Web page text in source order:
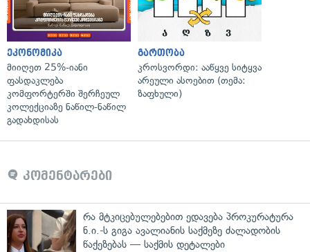
ეკონომიკა
მიიღეთ 25%-იანი
ფასდაკლება
კომფორტერში შერჩეულ
კოლექციაზე ნაწილ-ნაწილ
გადახდისას
გართობა
კროსვორდი: ააწყვე სიტყვა
არეული ასოებით (თემა:
ზაფხული)
კომენტარები
რა მტკიცებულებებით ედავება პროკურატურა
ნ.ი.-ს გიგა ავალიანის საქმეზე ძალადობის
წაქეზებას — საქმის დეტალები